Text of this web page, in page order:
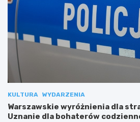
KULTURA WYDARZENIA
Warszawskie wyróżnienia dla
Uznanie dla bohaterów